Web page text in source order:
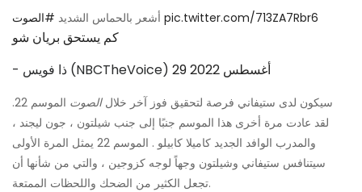
أشعر بالحماس الشديد #الصوت pic.twitter.com/713ZA7Rbr6
كم يستحق بريان شو
- ذا فويس (NBCTheVoice)
29 أغسطس 2022
سيكون لدى ستيفاني فرصة لتحقيق فوز آخر خلالالصوت
الموسم 22.
لقد عادت مرة أخرى هذا الموسم جنبًا إلى جنب شيلتون ، جون ليجند ،
والمدرب الوافد الجديد كاميلا كابيلو . الموسم 22 يمثل المرة الأولى
سيتنافس ستيفاني وشيلتون وجهاً لوجه كزوجين ، والتي من شأنها أن
تجعل الكثير من الضحك واللحظات الممتعة.